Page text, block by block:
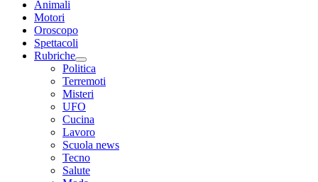
Animali
Motori
Oroscopo
Spettacoli
Rubriche
Politica
Terremoti
Misteri
UFO
Cucina
Lavoro
Scuola news
Tecno
Salute